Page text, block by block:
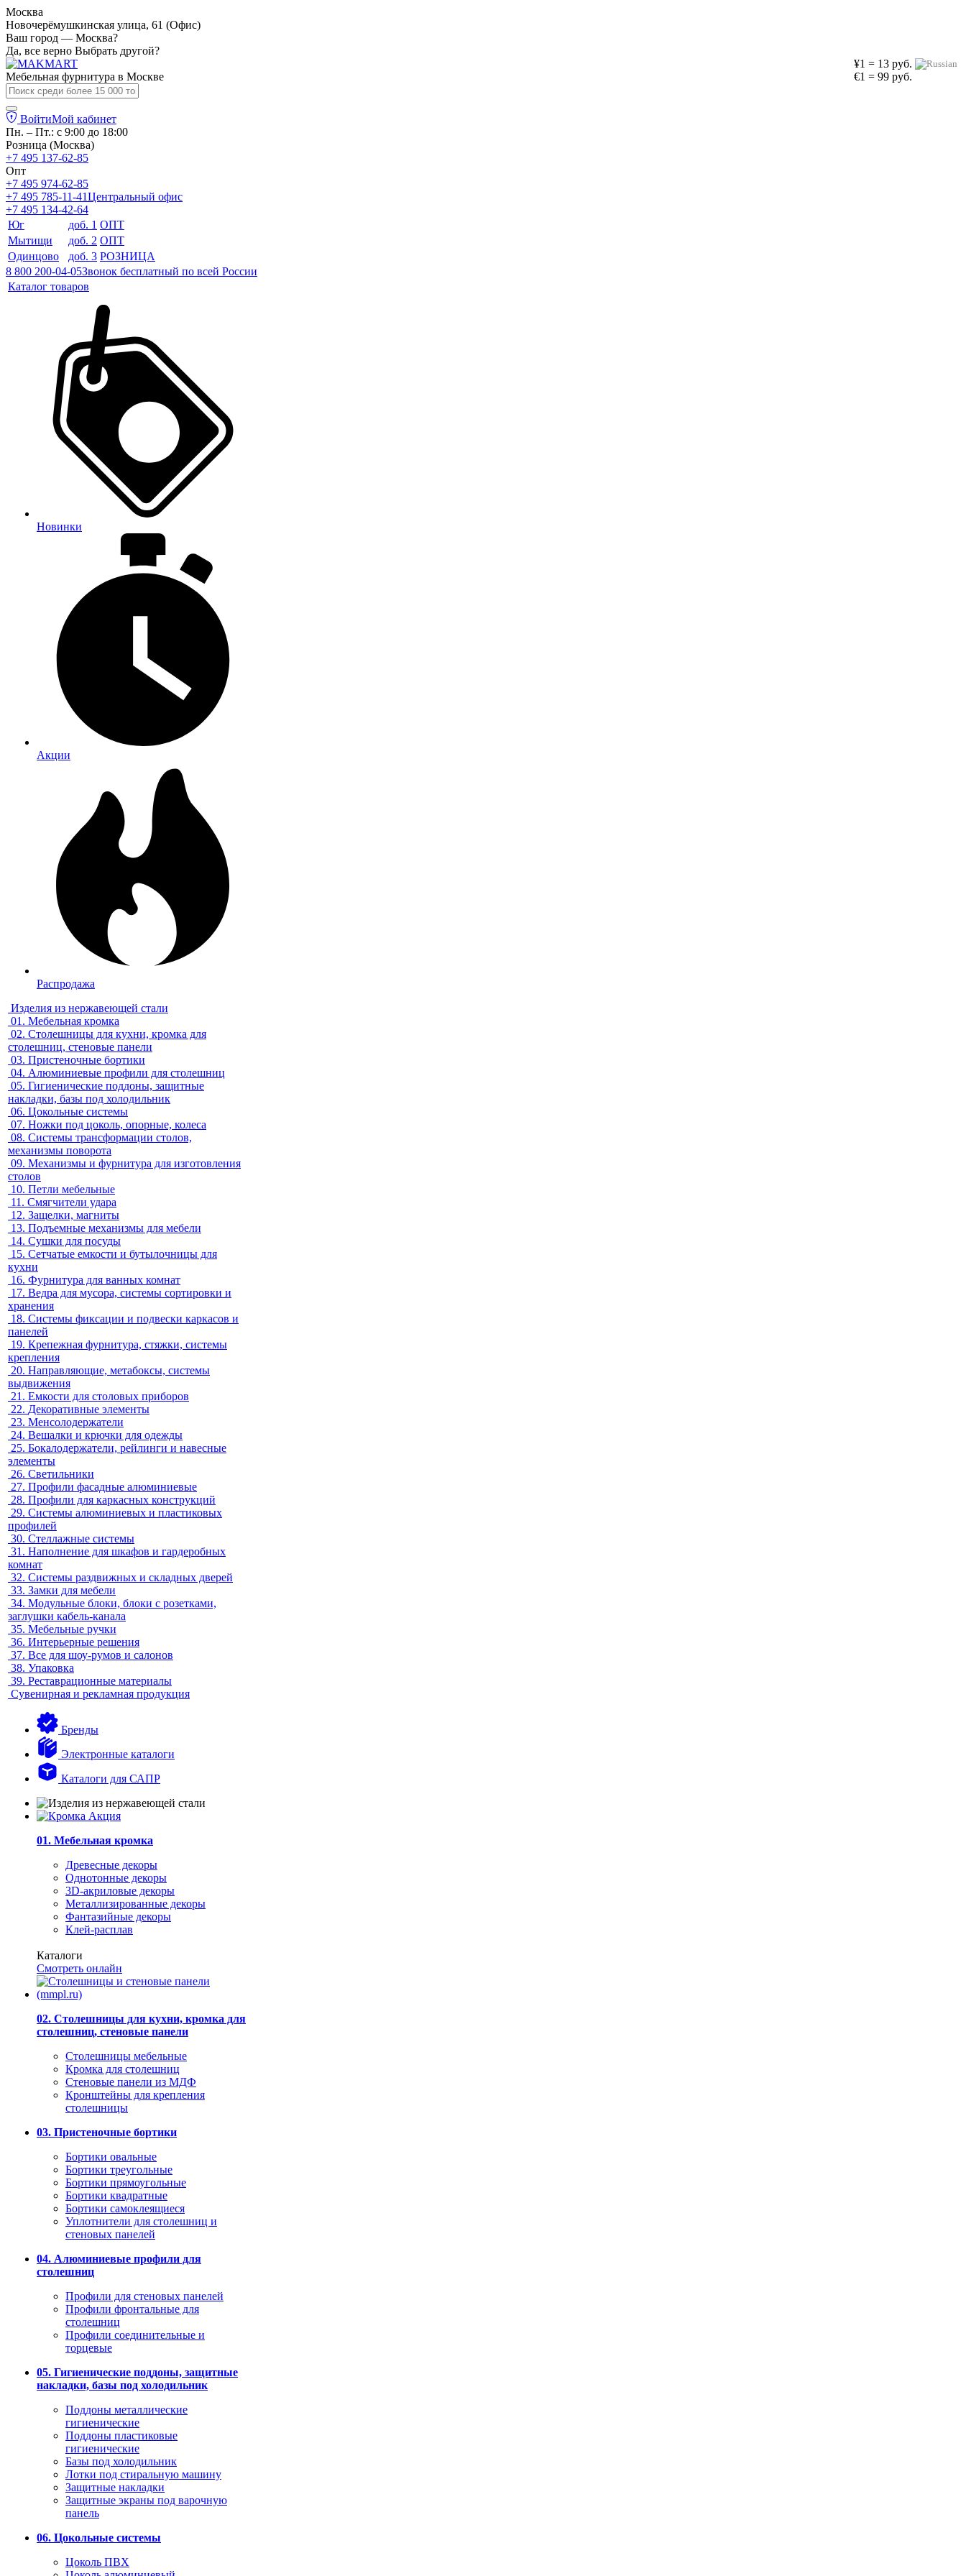
Москва
Новочерёмушкинская улица, 61 (Офис)
Ваш город — Москва?
Да, все верно Выбрать другой?
¥1 = 13 руб.
€1 = 99 руб.
Мебельная фурнитура в Москве
ВойтиМой кабинет
Пн. – Пт.: с 9:00 до 18:00
Розница (Москва)
+7 495 137-62-85
Опт
+7 495 974-62-85
+7 495 785-11-41Центральный офис
+7 495 134-42-64
Юг
доб. 1 ОПТ
Мытищи
доб. 2 ОПТ
Одинцово
доб. 3 РОЗНИЦА
8 800 200-04-05Звонок бесплатный по всей России
Каталог товаров
Новинки
Акции
Распродажа
Изделия из нержавеющей стали
01. Мебельная кромка
02. Столешницы для кухни, кромка для
столешниц, стеновые панели
03. Пристеночные бортики
04. Алюминиевые профили для столешниц
05. Гигиенические поддоны, защитные
накладки, базы под холодильник
06. Цокольные системы
07. Ножки под цоколь, опорные, колеса
08. Системы трансформации столов,
механизмы поворота
09. Механизмы и фурнитура для изготовления
столов
10. Петли мебельные
11. Смягчители удара
12. Защелки, магниты
13. Подъемные механизмы для мебели
14. Сушки для посуды
15. Сетчатые емкости и бутылочницы для
кухни
16. Фурнитура для ванных комнат
17. Ведра для мусора, системы сортировки и
хранения
18. Системы фиксации и подвески каркасов и
панелей
19. Крепежная фурнитура, стяжки, системы
крепления
20. Направляющие, метабоксы, системы
выдвижения
21. Емкости для столовых приборов
22. Декоративные элементы
23. Менсолодержатели
24. Вешалки и крючки для одежды
25. Бокалодержатели, рейлинги и навесные
элементы
26. Светильники
27. Профили фасадные алюминиевые
28. Профили для каркасных конструкций
29. Системы алюминиевых и пластиковых
профилей
30. Стеллажные системы
31. Наполнение для шкафов и гардеробных
комнат
32. Системы раздвижных и складных дверей
33. Замки для мебели
34. Модульные блоки, блоки с розетками,
заглушки кабель-канала
35. Мебельные ручки
36. Интерьерные решения
37. Все для шоу-румов и салонов
38. Упаковка
39. Реставрационные материалы
Сувенирная и рекламная продукция
Бренды
Электронные каталоги
Каталоги для САПР
01. Мебельная кромка
Древесные декоры
Однотонные декоры
3D-акриловые декоры
Металлизированные декоры
Фантазийные декоры
Клей-расплав
Каталоги
Смотреть онлайн
02. Столешницы для кухни, кромка для
столешниц, стеновые панели
Столешницы мебельные
Кромка для столешниц
Стеновые панели из МДФ
Кронштейны для крепления
столешницы
03. Пристеночные бортики
Бортики овальные
Бортики треугольные
Бортики прямоугольные
Бортики квадратные
Бортики самоклеящиеся
Уплотнители для столешниц и
стеновых панелей
04. Алюминиевые профили для
столешниц
Профили для стеновых панелей
Профили фронтальные для
столешниц
Профили соединительные и
торцевые
05. Гигиенические поддоны, защитные
накладки, базы под холодильник
Поддоны металлические
гигиенические
Поддоны пластиковые
гигиенические
Базы под холодильник
Лотки под стиральную машину
Защитные накладки
Защитные экраны под варочную
панель
06. Цокольные системы
Цоколь ПВХ